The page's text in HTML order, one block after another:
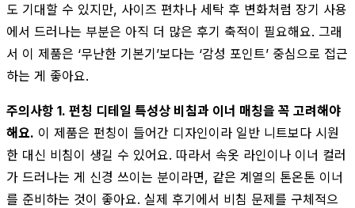
도 기대할 수 있지만, 사이즈 편차나 세탁 후 변화처럼 장기 사용
에서 드러나는 부분은 아직 더 많은 후기 축적이 필요해요. 그래
서 이 제품은 ‘무난한 기본기’보다는 ‘감성 포인트’ 중심으로 접근
하는 게 좋아요.
주의사항 1. 펀칭 디테일 특성상 비침과 이너 매칭을 꼭 고려해야
해요. 이 제품은 펀칭이 들어간 디자인이라 일반 니트보다 시원
한 대신 비침이 생길 수 있어요. 따라서 속옷 라인이나 이너 컬러
가 드러나는 게 신경 쓰이는 분이라면, 같은 계열의 톤온톤 이너
를 준비하는 것이 좋아요. 실제 후기에서 비침 문제를 구체적으